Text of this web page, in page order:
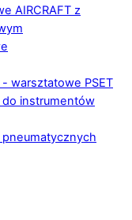
AIRCRAFT z
warsztatowe PSET
instrumentów